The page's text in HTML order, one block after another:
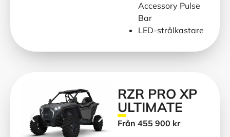
Accessory Pulse
Bar
LED-strålkastare
RZR PRO XP
ULTIMATE
Från 455 900 kr